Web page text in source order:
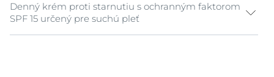
Denný krém proti starnutiu s ochranným faktorom
SPF 15 určený pre suchú pleť